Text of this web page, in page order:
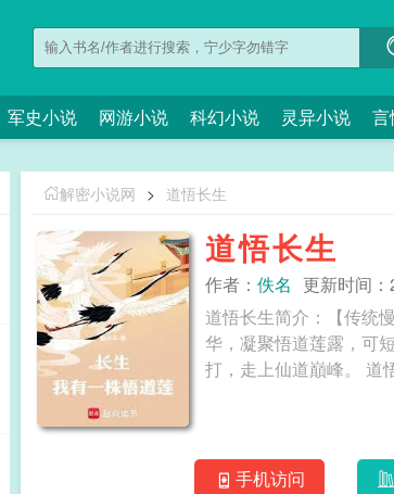
军史小说 网游小说 科幻小说 灵异小说 言
解密小说网 > 道悟长生
道悟长生
作者： 佚名 更新时间
道悟长生简介：【传统
华，凝聚悟道莲露，可
打，走上
手机访问